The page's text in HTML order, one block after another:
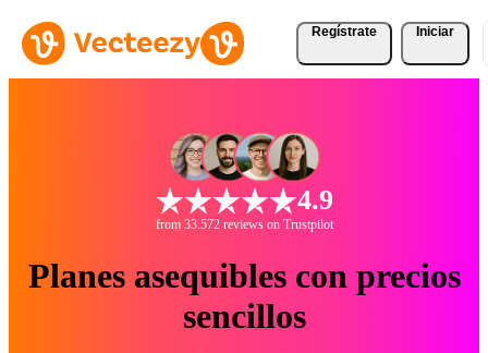
Regístrate Iniciar
4.9
from 33.572 reviews on Trustpilot
Planes asequibles con precios
sencillos